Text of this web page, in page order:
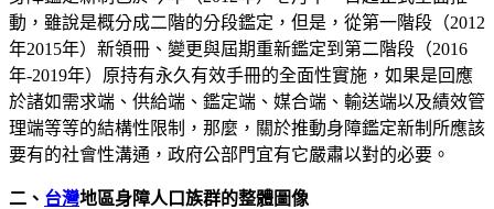
動，雖說是概分成二階的分段鑑定，但是，從第一階段（2012
年2015年）新領冊、變更與屆期重新鑑定到第二階段（2016
年-2019年）原持有永久有效手冊的全面性實施，如果是回應
於諸如需求端、供給端、鑑定端、媒合端、輸送端以及績效管
理端等等的結構性限制，那麼，關於推動身障鑑定新制所應該
要有的社會性溝通，政府公部門宜有它嚴肅以對的必要。
二、 台灣地區身障人口族群的整體圖像